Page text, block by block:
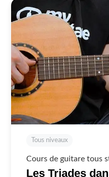
Tous niveaux
Cours de guitare tous
Les Triades